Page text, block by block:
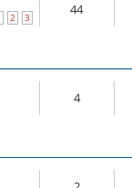
2 3
44
4